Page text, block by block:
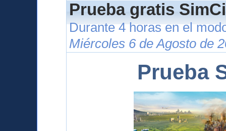
Prueba gratis
Durante 4 horas en el
Miércoles 6 de Agosto de
Prueba